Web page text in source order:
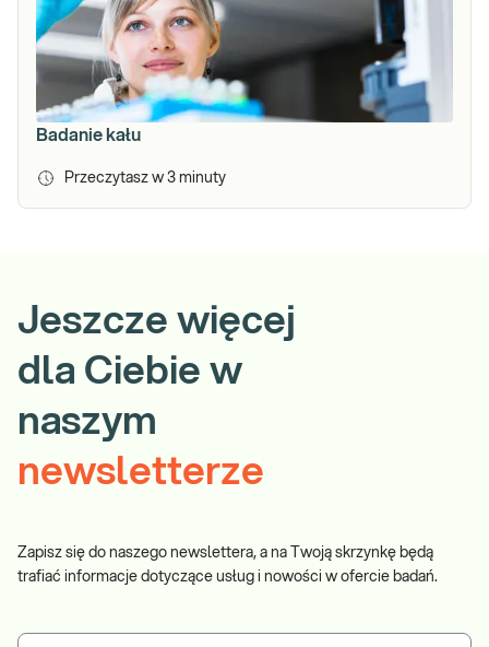
Badanie kału
Przeczytasz w 3 minuty
Jeszcze więcej
dla Ciebie w
naszym
newsletterze
Zapisz się do naszego newslettera, a na Twoją skrzynkę będą
trafiać informacje dotyczące usług i nowości w ofercie badań.